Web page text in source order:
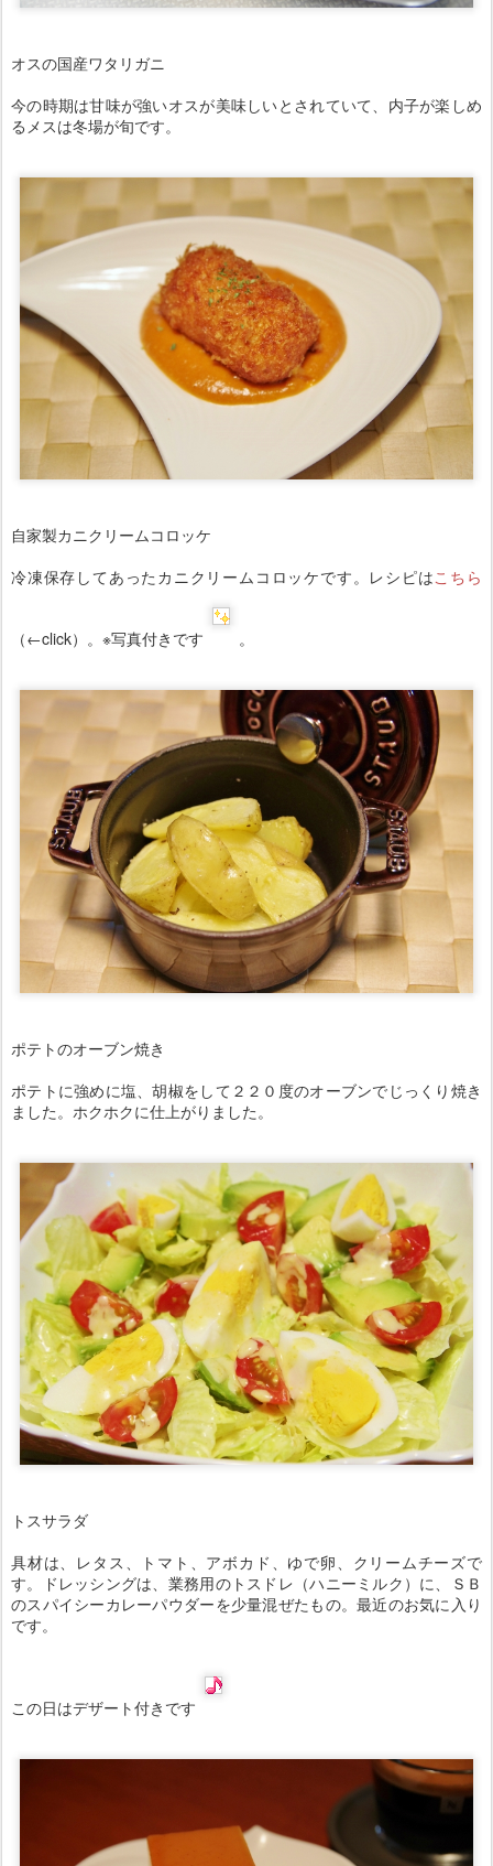
オスの国産ワタリガニ
今の時期は甘味が強いオスが美味しいとされていて、内子が楽しめ
るメスは冬場が旬です。
自家製カニクリームコロッケ
冷凍保存してあったカニクリームコロッケです。レシピはこちら
（←click）。※写真付きです 。
ポテトのオーブン焼き
ポテトに強めに塩、胡椒をして２２０度のオーブンでじっくり焼き
ました。ホクホクに仕上がりました。
トスサラダ
具材は、レタス、トマト、アボカド、ゆで卵、クリームチーズで
す。ドレッシングは、業務用のトスドレ（ハニーミルク）に、ＳＢ
のスパイシーカレーパウダーを少量混ぜたもの。最近のお気に入り
です。
この日はデザート付きです